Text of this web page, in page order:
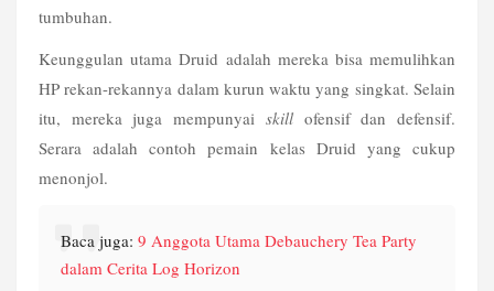
tumbuhan.
Keunggulan utama Druid adalah mereka bisa memulihkan
HP rekan-rekannya dalam kurun waktu yang singkat. Selain
itu, mereka juga mempunyai skill ofensif dan defensif.
Serara adalah contoh pemain kelas Druid yang cukup
menonjol.
Baca juga: 9 Anggota Utama Debauchery Tea Party
dalam Cerita Log Horizon